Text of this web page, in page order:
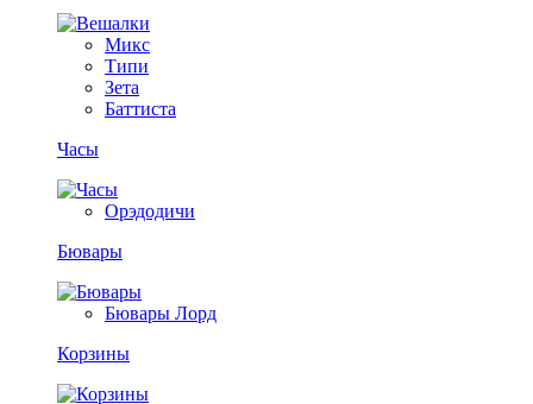
Микс
Типи
Зета
Баттиста
Часы
Орэдодичи
Бювары
Бювары Лорд
Корзины